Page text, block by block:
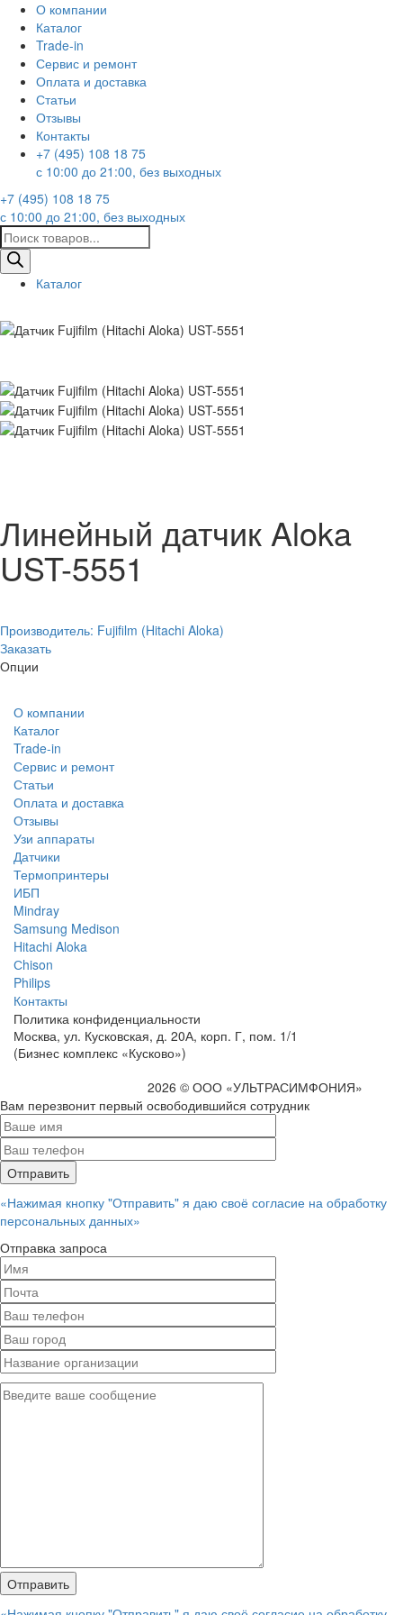
О компании
Каталог
Trade-in
Сервис и ремонт
Оплата и доставка
Статьи
Отзывы
Контакты
+7 (495) 108 18 75
с 10:00 до 21:00, без выходных
+7 (495) 108 18 75
с 10:00 до 21:00, без выходных
Поиск
товаров
Каталог
Линейный датчик Aloka
UST-5551
Производитель: Fujifilm (Hitachi Aloka)
Заказать
Опции
О компании
Каталог
Trade-in
Сервис и ремонт
Статьи
Оплата и доставка
Отзывы
Узи аппараты
Датчики
Термопринтеры
ИБП
Mindray
Samsung Medison
Hitachi Aloka
Сhison
Philips
Контакты
Политика конфиденциальности
Москва, ул. Кусковская, д. 20А, корп. Г, пом. 1/1
(Бизнес комплекс «Кусково»)
2026 © ООО «УЛЬТРАСИМФОНИЯ»
Вам перезвонит первый освободившийся сотрудник
«Нажимая кнопку "Отправить" я даю своё согласие на обработку
персональных данных»
Отправка запроса